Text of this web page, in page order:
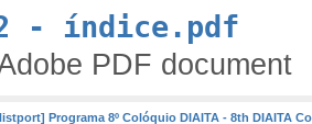
- índice.pdf
PDF document
Programa 8º Colóquio DIAITA - 8th DIAITA